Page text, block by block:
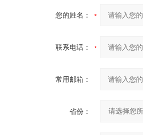
您的姓名：
联系电话：
常用邮箱：
省份：